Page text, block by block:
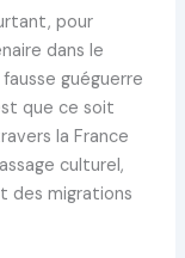
pour
dans le
guéguerre
que ce soit
la France
culturel,
des migrations